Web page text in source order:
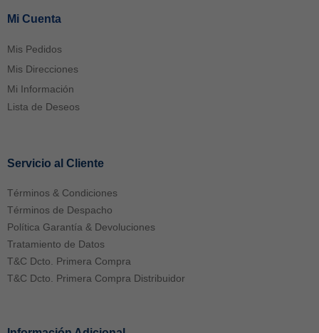
Mi Cuenta
Mis Pedidos
Mis Direcciones
Mi Información
Lista de Deseos
Servicio al Cliente
Términos & Condiciones
Términos de Despacho
Política Garantía & Devoluciones
Tratamiento de Datos
T&C Dcto. Primera Compra
T&C Dcto. Primera Compra Distribuidor